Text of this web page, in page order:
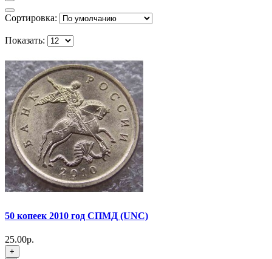
Сортировка:
Показать:
50 копеек 2010 год СПМД (UNC)
25.00р.
+